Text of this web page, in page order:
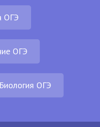
ОГЭ
ОГЭ
Биология ОГЭ